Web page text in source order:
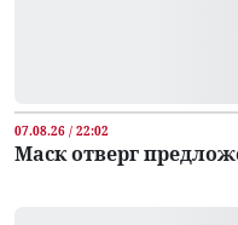
07.08.26 / 22:02
Маск отверг